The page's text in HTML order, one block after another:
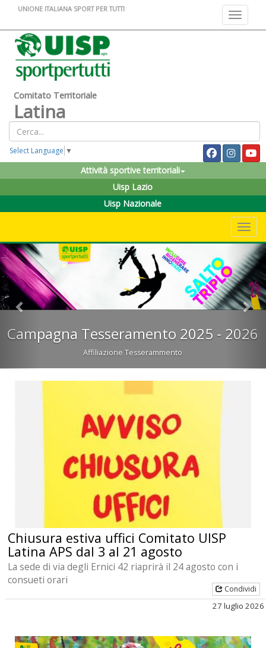
Toggle
UNIONE ITALIANA SPORT PER TUTTI
Comitato Territoriale
Latina
Select Language ▼
Attività sportive territoriali
Uisp Lazio
Uisp Nazionale
Campagna Tesseramento 2025 - 2026
Affiliazione Tesserammento
Previous
Chiusura estiva uffici Comitato UISP
Latina APS dal 3 al 21 agosto
La sede di via degli Ernici 42 riaprirà il 24 agosto con i
consueti orari
Condividi
27 luglio 2026